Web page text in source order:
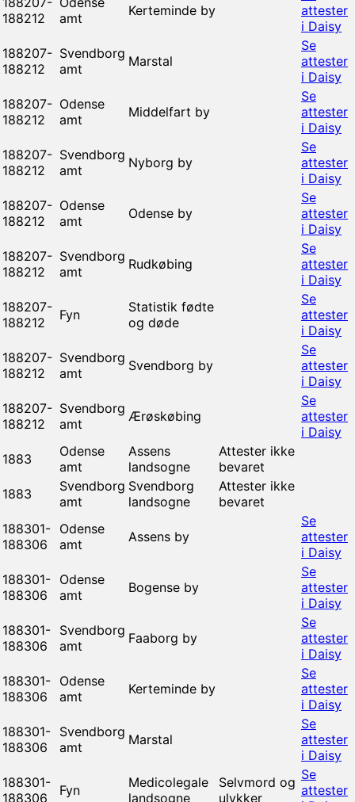
188212
amt
Kerteminde by
attester
i Daisy
188207-
188212
Svendborg
amt
Marstal
Se
attester
i Daisy
188207-
188212
Odense
amt
Middelfart by
Se
attester
i Daisy
188207-
188212
Svendborg
amt
Nyborg by
Se
attester
i Daisy
188207-
188212
Odense
amt
Odense by
Se
attester
i Daisy
188207-
188212
Svendborg
amt
Rudkøbing
Se
attester
i Daisy
188207-
188212
Fyn
Statistik fødte
og døde
Se
attester
i Daisy
188207-
188212
Svendborg
amt
Svendborg by
Se
attester
i Daisy
188207-
188212
Svendborg
amt
Ærøskøbing
Se
attester
i Daisy
1883
Odense
amt
Assens
landsogne
Attester ikke
bevaret
1883
Svendborg
amt
Svendborg
landsogne
Attester ikke
bevaret
188301-
188306
Odense
amt
Assens by
Se
attester
i Daisy
188301-
188306
Odense
amt
Bogense by
Se
attester
i Daisy
188301-
188306
Svendborg
amt
Faaborg by
Se
attester
i Daisy
188301-
188306
Odense
amt
Kerteminde by
Se
attester
i Daisy
188301-
188306
Svendborg
amt
Marstal
Se
attester
i Daisy
188301-
188306
Fyn
Medicolegale
landsogne
Selvmord og
ulykker
Se
attester